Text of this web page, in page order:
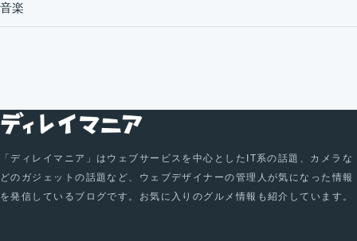
音楽
「ディレイマニア」はウェブサービスを中心としたIT系の話題、カメラな
どのガジェットの話題など、ウェブデザイナーの管理人が気になった情報
を発信しているブログです。お気に入りのグルメ情報も紹介しています。